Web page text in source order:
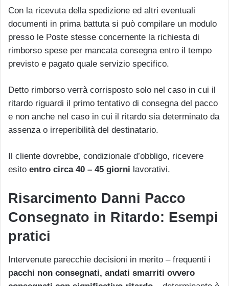
Con la ricevuta della spedizione ed altri eventuali
documenti in prima battuta si può compilare un modulo
presso le Poste stesse concernente la richiesta di
rimborso spese per mancata consegna entro il tempo
previsto e pagato quale servizio specifico.
Detto rimborso verrà corrisposto solo nel caso in cui il
ritardo riguardi il primo tentativo di consegna del pacco
e non anche nel caso in cui il ritardo sia determinato da
assenza o irreperibilità del destinatario.
Il cliente dovrebbe, condizionale d’obbligo, ricevere
esito entro circa 40 – 45 giorni lavorativi.
Risarcimento Danni Pacco
Consegnato in Ritardo: Esempi
pratici
Intervenute parecchie decisioni in merito – frequenti i
pacchi non consegnati, andati smarriti ovvero